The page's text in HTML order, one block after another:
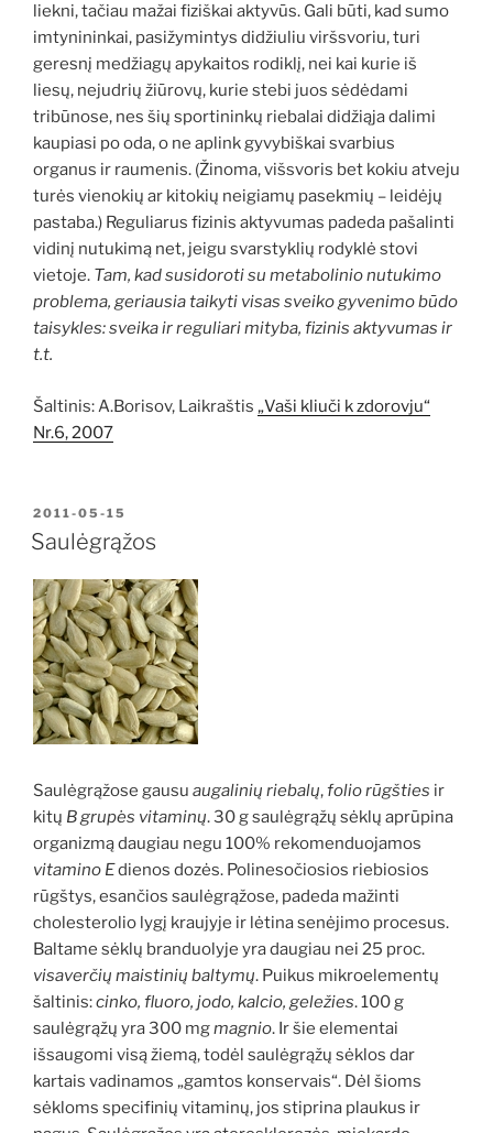
liekni, tačiau mažai fiziškai aktyvūs. Gali būti, kad sumo
imtynininkai, pasižymintys didžiuliu viršsvoriu, turi
geresnį medžiagų apykaitos rodiklį, nei kai kurie iš
liesų, nejudrių žiūrovų, kurie stebi juos sėdėdami
tribūnose, nes šių sportininkų riebalai didžiąja dalimi
kaupiasi po oda, o ne aplink gyvybiškai svarbius
organus ir raumenis. (Žinoma, višsvoris bet kokiu atveju
turės vienokių ar kitokių neigiamų pasekmių – leidėjų
pastaba.) Reguliarus fizinis aktyvumas padeda pašalinti
vidinį nutukimą net, jeigu svarstyklių rodyklė stovi
vietoje. Tam, kad susidoroti su metabolinio nutukimo
problema, geriausia taikyti visas sveiko gyvenimo būdo
taisykles: sveika ir reguliari mityba, fizinis aktyvumas ir
t.t.
Šaltinis: A.Borisov, Laikraštis „Vaši kliuči k zdorovju“
Nr.6, 2007
PASKELBTA
2011-05-15
Saulėgrąžos
Saulėgrąžose gausu augalinių riebalų,folio rūgšties ir
kitų B grupės vitaminų. 30 g saulėgrąžų sėklų aprūpina
organizmą daugiau negu 100% rekomenduojamos
vitamino Edienos dozės. Polinesočiosios riebiosios
rūgštys, esančios saulėgrąžose, padeda mažinti
cholesterolio lygį kraujyje ir lėtina senėjimo procesus.
Baltame sėklų branduolyje yra daugiau nei 25 proc.
visaverčių maistinių baltymų. Puikus mikroelementų
šaltinis:cinko, fluoro, jodo, kalcio, geležies. 100 g
saulėgrąžų yra 300 mgmagnio. Ir šie elementai
išsaugomi visą žiemą, todėl saulėgrąžų sėklos dar
kartais vadinamos „gamtos konservais“. Dėl šioms
sėkloms specifinių vitaminų, jos stiprina plaukus ir